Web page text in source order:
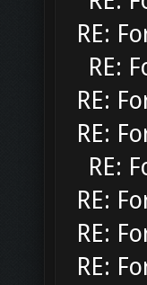
RE:
RE:
RE:
RE:
RE:
RE:
RE:
RE: